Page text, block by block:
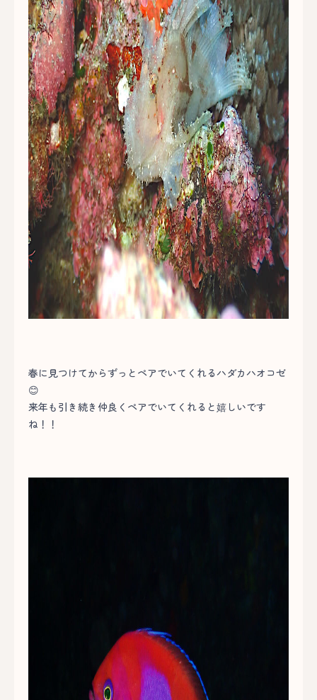
春に見つけてからずっとペアでいてくれるハダカハオコゼ
😊
来年も引き続き仲良くペアでいてくれると嬉しいです
ね！！